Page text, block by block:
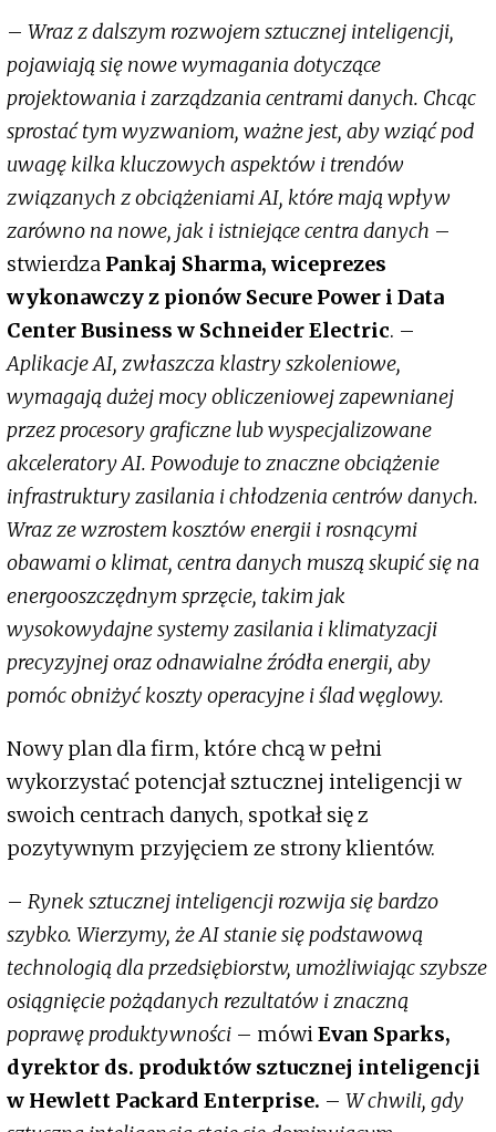
– Wraz z dalszym rozwojem sztucznej inteligencji,
pojawiają się nowe wymagania dotyczące
projektowania i zarządzania centrami danych. Chcąc
sprostać tym wyzwaniom, ważne jest, aby wziąć pod
uwagę kilka kluczowych aspektów i trendów
związanych z obciążeniami AI, które mają wpływ
zarówno na nowe, jak i istniejące centra danych –
stwierdza Pankaj Sharma, wiceprezes
wykonawczy z pionów Secure Power i Data
Center Business w Schneider Electric. –
Aplikacje AI, zwłaszcza klastry szkoleniowe,
wymagają dużej mocy obliczeniowej zapewnianej
przez procesory graficzne lub wyspecjalizowane
akceleratory AI. Powoduje to znaczne obciążenie
infrastruktury zasilania i chłodzenia centrów danych.
Wraz ze wzrostem kosztów energii i rosnącymi
obawami o klimat, centra danych muszą skupić się na
energooszczędnym sprzęcie, takim jak
wysokowydajne systemy zasilania i klimatyzacji
precyzyjnej oraz odnawialne źródła energii, aby
pomóc obniżyć koszty operacyjne i ślad węglowy.
Nowy plan dla firm, które chcą w pełni
wykorzystać potencjał sztucznej inteligencji w
swoich centrach danych, spotkał się z
pozytywnym przyjęciem ze strony klientów.
– Rynek sztucznej inteligencji rozwija się bardzo
szybko. Wierzymy, że AI stanie się podstawową
technologią dla przedsiębiorstw, umożliwiając szybsze
osiągnięcie pożądanych rezultatów i znaczną
poprawę produktywności – mówiEvan Sparks,
dyrektor ds. produktów sztucznej inteligencji
w Hewlett Packard Enterprise. – W chwili, gdy